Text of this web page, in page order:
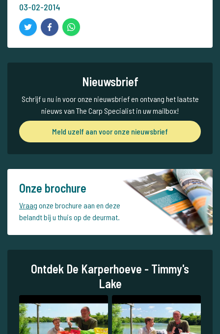
03-02-2014
Nieuwsbrief
Schrijf u nu in voor onze nieuwsbrief en ontvang het laatste
nieuws van The Carp Specialist in uw mailbox!
Meld uzelf aan voor onze nieuwsbrief
Onze brochure
Vraag onze brochure aan en deze
belandt bij u thuis op de deurmat.
Ontdek De Karperhoeve - Timmy's
Lake